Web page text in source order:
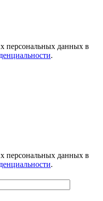
персональных данных в
.
персональных данных в
.